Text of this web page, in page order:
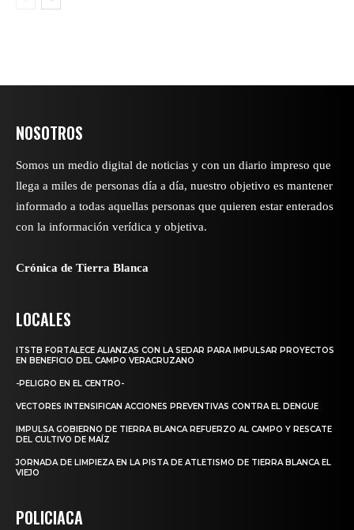
NOSOTROS
Somos un medio digital de noticias y con un diario impreso que
llega a miles de personas día a día, nuestro objetivo es mantener
informado a todas aquellas personas que quieren estar enterados
con la información verídica y objetiva.
Crónica de Tierra Blanca
LOCALES
ITSTB FORTALECE ALIANZAS CON LA SEDAR PARA IMPULSAR PROYECTOS
EN BENEFICIO DEL CAMPO VERACRUZANO
-PELIGRO EN EL CENTRO-
VECTORES INTENSIFICAN ACCIONES PREVENTIVAS CONTRA EL DENGUE
IMPULSA GOBIERNO DE TIERRA BLANCA REFUERZO AL CAMPO Y RESCATE
DEL CULTIVO DE MAÍZ
JORNADA DE LIMPIEZA EN LA PISTA DE ATLETISMO DE TIERRA BLANCA EL
VIEJO
POLICIACA